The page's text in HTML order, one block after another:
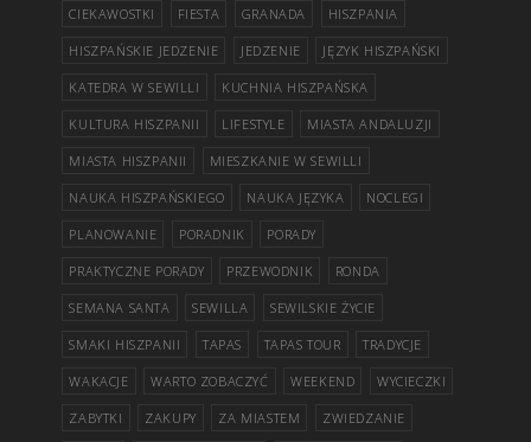
CIEKAWOSTKI FIESTA GRANADA HISZPANIA
HISZPAŃSKIE JEDZENIE JEDZENIE JĘZYK HISZPAŃSKI
KATEDRA W SEWILLI KUCHNIA HISZPAŃSKA
KULTURA HISZPANII LIFESTYLE MIASTA ANDALUZJI
MIASTA HISZPANII MIESZKANIE W SEWILLI
NAUKA HISZPAŃSKIEGO NAUKA JĘZYKA NOCLEGI
PLANOWANIE PORADNIK PORADY
PRAKTYCZNE PORADY PRZEWODNIK RONDA
SEMANA SANTA SEWILLA SEWILSKIE ŻYCIE
SMAKI HISZPANII TAPAS TAPAS TOUR TRADYCJE
WAKACJE WARTO ZOBACZYĆ WEEKEND WYCIECZKI
ZABYTKI ZAKUPY ZA MIASTEM ZWIEDZANIE